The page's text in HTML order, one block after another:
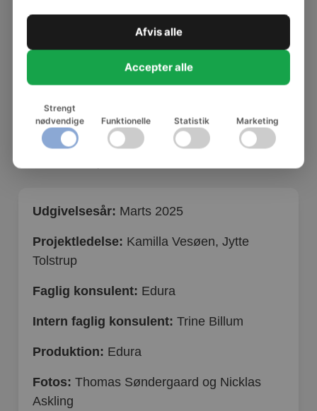
Fakta om forløbene
Udgivelsesår: Marts 2025
Projektledelse: Kamilla Vesøen, Jytte
Tolstrup
Faglig konsulent: Edura
Intern faglig konsulent: Trine Billum
Produktion: Edura
Fotos: Thomas Søndergaard og Nicklas
Askling
Afvis alle
Accepter alle
Strengt
nødvendige
Funktionelle Statistik Marketing